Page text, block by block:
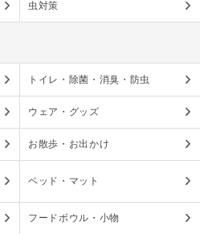
虫対策
トイレ・除菌・消臭・防虫
ウェア・グッズ
お散歩・お出かけ
ベッド・マット
フードボウル・小物